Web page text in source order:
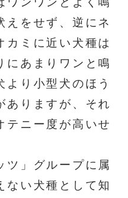
えをせず、逆にネ
カミに近い犬種は
にあまりワンと鳴
より小型犬のほう
ありますが、それ
テニー度が高いせ
ツ」グループに属
ない犬種として知